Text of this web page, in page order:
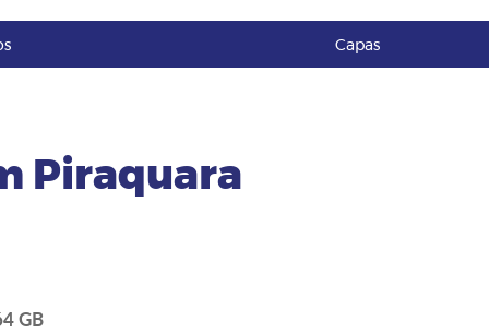
Capas
Piraquara
GB